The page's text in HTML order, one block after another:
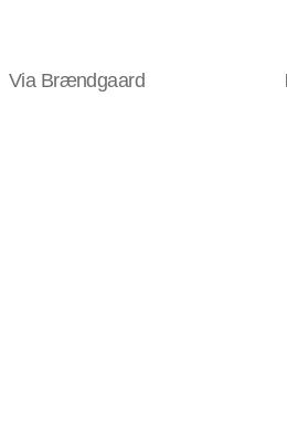
Via Brændgaard